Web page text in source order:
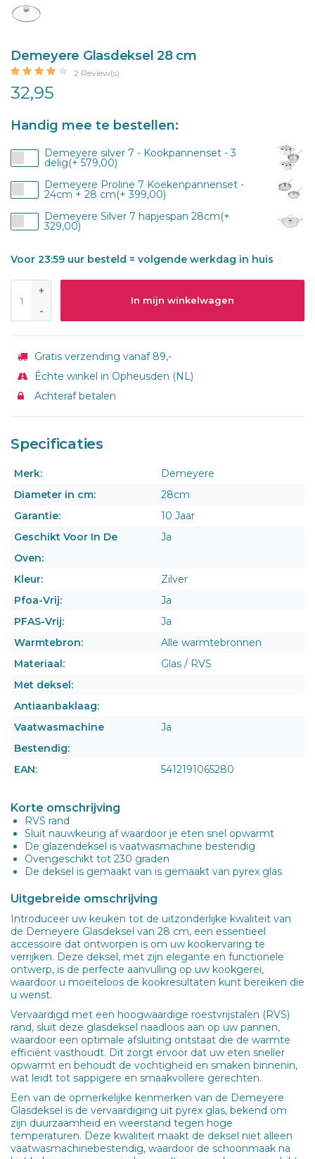
Demeyere Glasdeksel 28 cm
2 Review(s)
32,95
Handig mee te bestellen:
Demeyere silver 7 - Kookpannenset - 3
delig(+ 579,00)
Demeyere Proline 7 Koekenpannenset -
24cm + 28 cm(+ 399,00)
Demeyere Silver 7 hapjespan 28cm(+
329,00)
Voor 23:59 uur besteld = volgende werkdag in huis
+
-
In mijn winkelwagen
Gratis verzending vanaf 89,-
Échte winkel in Opheusden (NL)
Achteraf betalen
Specificaties
Merk:
Demeyere
Diameter in cm:
28cm
Garantie:
10 Jaar
Geschikt Voor In De
Oven:
Ja
Kleur:
Zilver
Pfoa-Vrij:
Ja
PFAS-Vrij:
Ja
Warmtebron:
Alle warmtebronnen
Materiaal:
Glas / RVS
Met deksel:
Antiaanbaklaag:
Vaatwasmachine
Bestendig:
Ja
EAN: 5412191065280
Korte omschrijving
RVS rand
Sluit nauwkeurig af waardoor je eten snel opwarmt
De glazendeksel is vaatwasmachine bestendig
Ovengeschikt tot 230 graden
De deksel is gemaakt van is gemaakt van pyrex glas
Uitgebreide omschrijving
Introduceer uw keuken tot de uitzonderlijke kwaliteit van
de Demeyere Glasdeksel van 28 cm, een essentieel
accessoire dat ontworpen is om uw kookervaring te
verrijken. Deze deksel, met zijn elegante en functionele
ontwerp, is de perfecte aanvulling op uw kookgerei,
waardoor u moeiteloos de kookresultaten kunt bereiken die
u wenst.
Vervaardigd met een hoogwaardige roestvrijstalen (RVS)
rand, sluit deze glasdeksel naadloos aan op uw pannen,
waardoor een optimale afsluiting ontstaat die de warmte
efficiënt vasthoudt. Dit zorgt ervoor dat uw eten sneller
opwarmt en behoudt de vochtigheid en smaken binnenin,
wat leidt tot sappigere en smaakvollere gerechten.
Een van de opmerkelijke kenmerken van de Demeyere
Glasdeksel is de vervaardiging uit pyrex glas, bekend om
zijn duurzaamheid en weerstand tegen hoge
temperaturen. Deze kwaliteit maakt de deksel niet alleen
vaatwasmachinebestendig, waardoor de schoonmaak na